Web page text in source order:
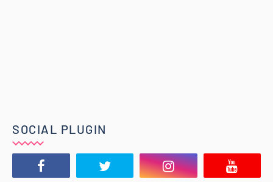
SOCIAL PLUGIN